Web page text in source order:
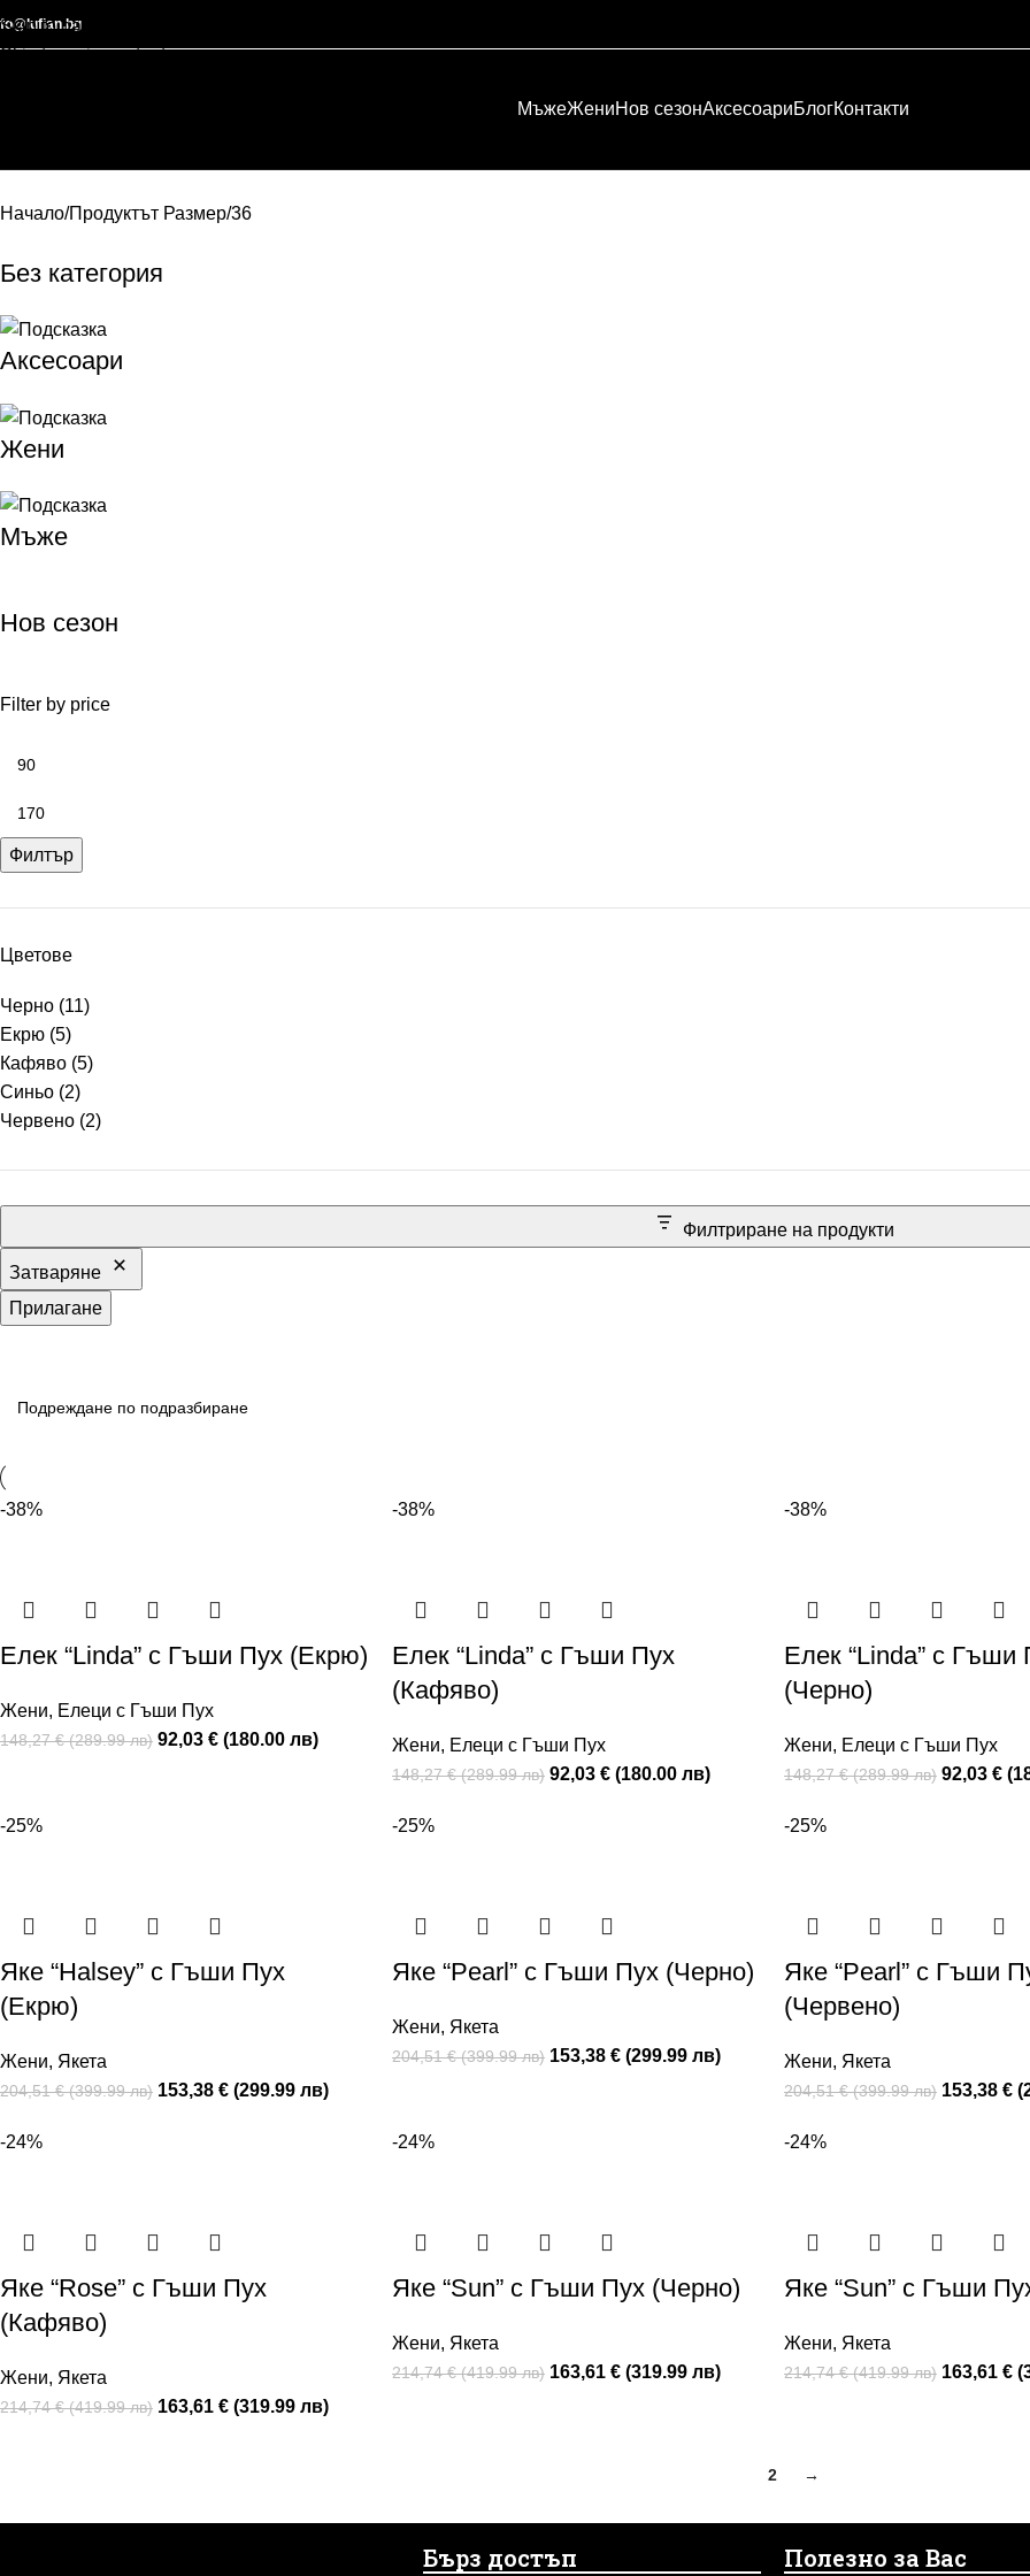
Skip to navigation
Skip to main content
МъжеЖениНов сезонАксесоариБлогКонтакти
Начало Продуктът Размер 36
Без категория
Аксесоари
Жени
Мъже
Нов сезон
Filter by price
Филтър
Цветове
Черно (11)
Екрю (5)
Кафяво (5)
Синьо (2)
Червено (2)
Филтриране на продукти
Затваряне
Прилагане
-38%
Eлек “Linda” с Гъши Пух (Екрю)
Жени, Елеци с Гъши Пух
148,27 € (289.99 лв) 92,03 € (180.00 лв)
-38%
Елек “Linda” с Гъши Пух
(Кафяво)
Жени, Елеци с Гъши Пух
148,27 € (289.99 лв) 92,03 € (180.00 лв)
-38%
Елек “Linda” с Гъши
(Черно)
Жени, Елеци с Гъши Пух
148,27 € (289.99 лв) 92,03 €
-25%
Яке “Halsey” с Гъши Пух
(Екрю)
Жени, Якета
204,51 € (399.99 лв) 153,38 € (299.99 лв)
-25%
Яке “Pearl” с Гъши Пух (Черно)
Жени, Якета
204,51 € (399.99 лв) 153,38 € (299.99 лв)
-25%
Яке “Pearl” с Гъши
(Червено)
Жени, Якета
204,51 € (399.99 лв) 153,38 €
-24%
Яке “Rose” с Гъши Пух
(Кафяво)
Жени, Якета
214,74 € (419.99 лв) 163,61 € (319.99 лв)
-24%
Яке “Sun” с Гъши Пух (Черно)
Жени, Якета
214,74 € (419.99 лв) 163,61 € (319.99 лв)
-24%
Яке “Sun” с Гъши
Жени, Якета
214,74 € (419.99 лв) 163,61 €
2 →
Бърз достъп Полезно за Вас